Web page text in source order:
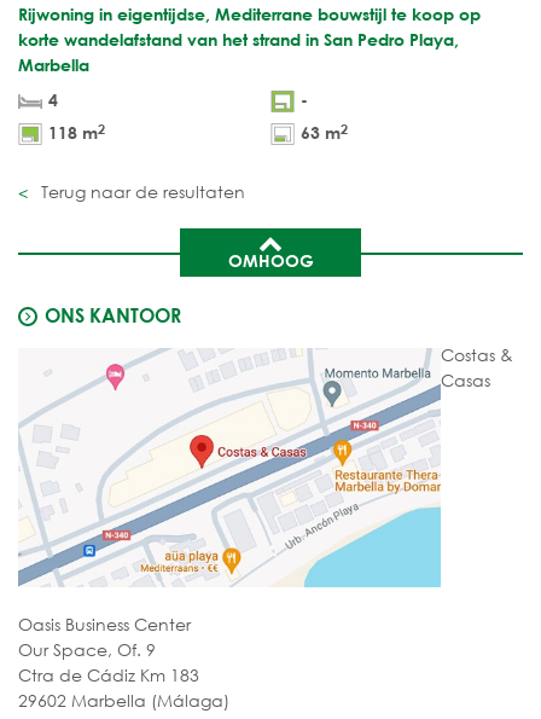
Rijwoning in eigentijdse, Mediterrane bouwstijl te koop op
korte wandelafstand van het strand in San Pedro Playa,
Marbella
4
-
118 m2 63 m2
Terug naar de resultaten
OMHOOG
ONS KANTOOR
Costas &
Casas
Oasis Business Center
Our Space, Of. 9
Ctra de Cádiz Km 183
29602 Marbella (Málaga)